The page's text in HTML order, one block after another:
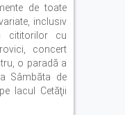
de toate
inclusiv
cititorilor cu
concert
o paradă a
Sâmbăta de
lacul Cetăţii